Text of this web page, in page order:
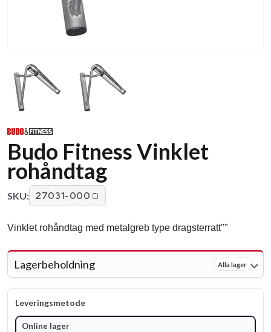
Budo Fitness Vinklet
rohåndtag
SKU: 27031-000
Vinklet rohåndtag med metalgreb type dragsterratt""
Lagerbeholdning Alla lager
Leveringsmetode
Online lager